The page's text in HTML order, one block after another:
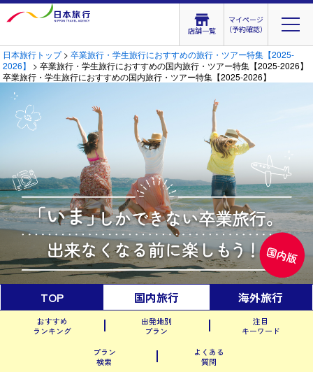
店舗一覧
マイページ
（予約確認）
日本旅行トップ>卒業旅行・学生旅行におすすめの旅行・ツアー特集【2025-
2026】
> 卒業旅行・学生旅行におすすめの国内旅行・ツアー特集【2025-2026】
卒業旅行・学生旅行におすすめの国内旅行・ツアー特集【2025-2026】
TOP 国内旅行 海外旅行
おすすめ
ランキング
出発地別
プラン
注目
キーワード
プラン
検索
よくある
質問